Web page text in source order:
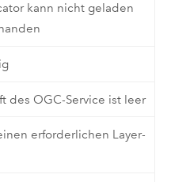
kann nicht geladen
des OGC-Service ist leer
erforderlichen Layer-